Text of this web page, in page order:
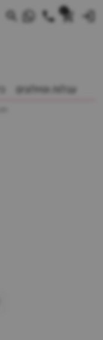
0
עגלות וטיולונים